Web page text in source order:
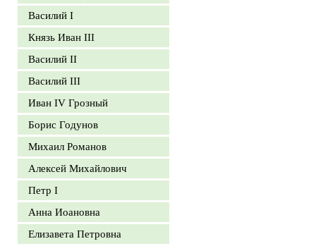
Василий I
Князь Иван III
Василий II
Василий III
Иван IV Грозный
Борис Годунов
Михаил Романов
Алексей Михайлович
Петр I
Анна Иоановна
Елизавета Петровна